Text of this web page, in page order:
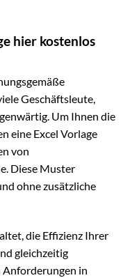
hier kostenlos
Geschäftsleute,
Um Ihnen die
eine Excel Vorlage
von
Diese Muster
ohne zusätzliche
die Effizienz Ihrer
gleichzeitig
Anforderungen in